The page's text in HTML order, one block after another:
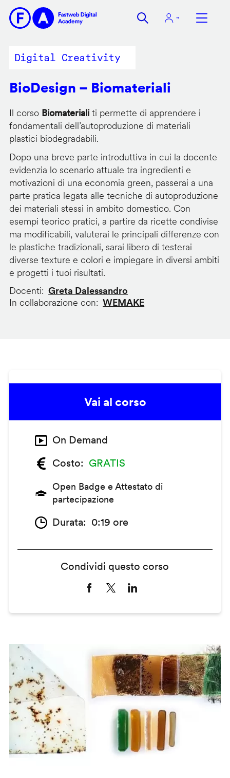
contenuto
Digital Creativity
BioDesign – Biomateriali
Il corso Biomaterialiti permette di apprendere i
fondamentali dell’autoproduzione di materiali
plastici biodegradabili.
Dopo una breve parte introduttiva in cui la docente
evidenzia lo scenario attuale tra ingredienti e
motivazioni di una economia green, passerai a una
parte pratica legata alle tecniche di autoproduzione
dei materiali stessi in ambito domestico. Con
esempi teorico pratici, a partire da ricette condivise
ma modificabili, valuterai le principali differenze con
le plastiche tradizionali, sarai libero di testerai
diverse texture e colori e impiegare in diversi ambiti
e progetti i tuoi risultati.
Docenti
Greta Dalessandro
In collaborazione con
WEMAKE
Vai al corso
On Demand
Costo
GRATIS
Open Badge e Attestato di
partecipazione
Durata 0:19 ore
Condividi questo corso